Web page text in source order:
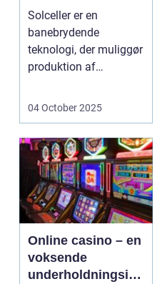
Solceller er en
banebrydende
teknologi, der muliggør
produktion af
udnytt...
04 October 2025
Online casino – en
voksende
underholdningsind